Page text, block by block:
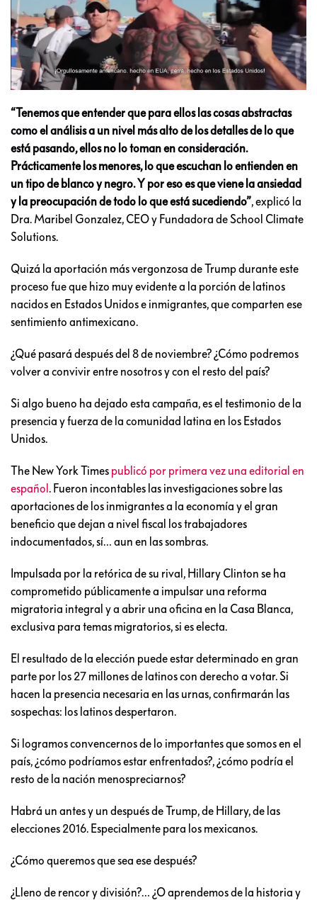
“Tenemos que entender que para ellos las cosas abstractas
como el análisis a un nivel más alto de los detalles de lo que
está pasando, ellos no lo toman en consideración.
Prácticamente los menores, lo que escuchan lo entienden en
un tipo de blanco y negro. Y por eso es que viene la ansiedad
y la preocupación de todo lo que está sucediendo”, explicó la
Dra. Maribel Gonzalez, CEO y Fundadora de School Climate
Solutions.
Quizá la aportación más vergonzosa de Trump durante este
proceso fue que hizo muy evidente a la porción de latinos
nacidos en Estados Unidos e inmigrantes, que comparten ese
sentimiento antimexicano.
¿Qué pasará después del 8 de noviembre? ¿Cómo podremos
volver a convivir entre nosotros y con el resto del país?
Si algo bueno ha dejado esta campaña, es el testimonio de la
presencia y fuerza de la comunidad latina en los Estados
Unidos.
The New York Times publicó por primera vez una editorial en
español . Fueron incontables las investigaciones sobre las
aportaciones de los inmigrantes a la economía y el gran
beneficio que dejan a nivel fiscal los trabajadores
indocumentados, sí… aun en las sombras.
Impulsada por la retórica de su rival, Hillary Clinton se ha
comprometido públicamente a impulsar una reforma
migratoria integral y a abrir una oficina en la Casa Blanca,
exclusiva para temas migratorios, si es electa.
El resultado de la elección puede estar determinado en gran
parte por los 27 millones de latinos con derecho a votar. Si
hacen la presencia necesaria en las urnas, confirmarán las
sospechas: los latinos despertaron.
Si logramos convencernos de lo importantes que somos en el
país, ¿cómo podríamos estar enfrentados?, ¿cómo podría el
resto de la nación menospreciarnos?
Habrá un antes y un después de Trump, de Hillary, de las
elecciones 2016. Especialmente para los mexicanos.
¿Cómo queremos que sea ese después?
¿Lleno de rencor y división?… ¿O aprendemos de la historia y